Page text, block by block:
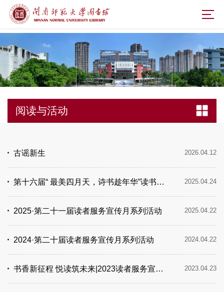
阅读与活动
古谣新生 2026.04.12
第十六届“ 最美四月天，诗书趁年华”读书文化节暨第二十一届读者服务宣传月系列活动（二） 2025.04.24
2025·第二十一届读者服务宣传月系列活动 2025.04.22
2024·第二十届读者服务宣传月系列活动 2024.04.22
书香新征程 悦读筑未来|2023读者服务宣传月系列活动 2023.04.23